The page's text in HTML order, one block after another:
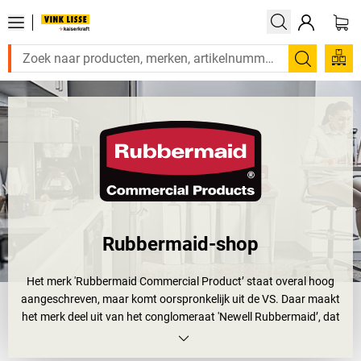
Zoeken
Rubbermaid-shop
Het merk 'Rubbermaid Commercial Product’ staat overal hoog
aangeschreven, maar komt oorspronkelijk uit de VS. Daar maakt
het merk deel uit van het conglomeraat 'Newell Rubbermaid’, dat
een breed gamma van huishoud- en consumptiegoederen en